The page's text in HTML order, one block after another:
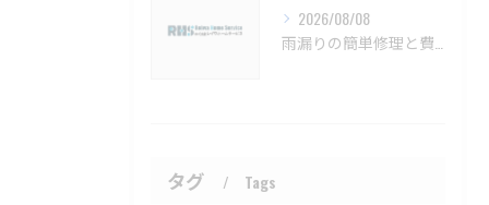
2026/08/08
タグ Tags